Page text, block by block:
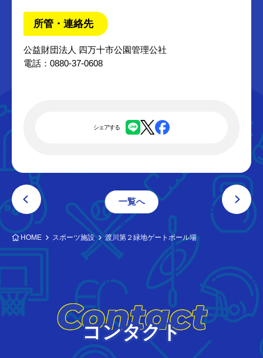
所管・連絡先
公益財団法人 四万十市公園管理公社
電話：0880-37-0608
シェアする
一覧へ
HOME スポーツ施設 渡川第２緑地ゲートボール場
Contact
コンタクト